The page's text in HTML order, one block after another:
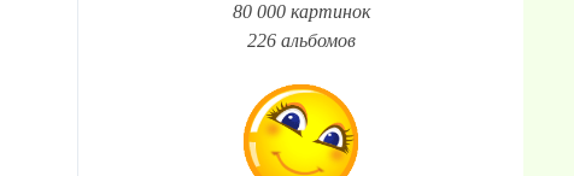
80 000 картинок
226 альбомов